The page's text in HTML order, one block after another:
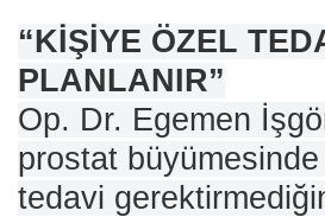
“KİŞİYE ÖZEL
PLANLANIR”
Op. Dr. Egemen
prostat
tedavi